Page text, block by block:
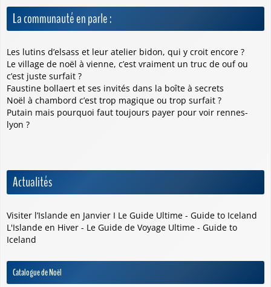
La communauté en parle :
Les lutins d’elsass et leur atelier bidon, qui y croit encore ?
Le village de noël à vienne, c’est vraiment un truc de ouf ou
c’est juste surfait ?
Faustine bollaert et ses invités dans la boîte à secrets
Noël à chambord c’est trop magique ou trop surfait ?
Putain mais pourquoi faut toujours payer pour voir rennes-
lyon ?
Actualités
Visiter l’Islande en Janvier I Le Guide Ultime - Guide to Iceland
L'Islande en Hiver - Le Guide de Voyage Ultime - Guide to
Iceland
Catalogue de Noël